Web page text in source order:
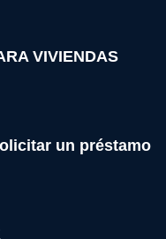
VIVIENDAS
un préstamo